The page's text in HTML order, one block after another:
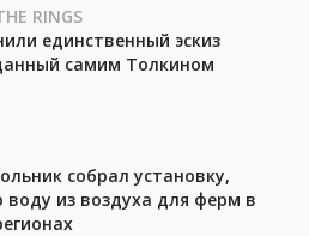
RINGS
единственный эскиз
самим Толкином
собрал установку,
из воздуха для ферм в